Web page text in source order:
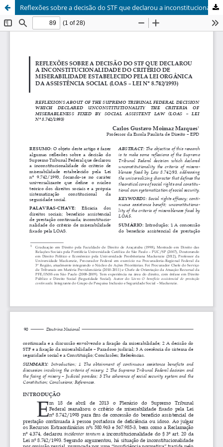
Reflexões sobre a decisão do STF que declarou a inconstitucionalidade do critério de miserabilidade estabelecido pela Lei Orgânica da Assistência Social (LOAS – Lei nº 8.742/1993)